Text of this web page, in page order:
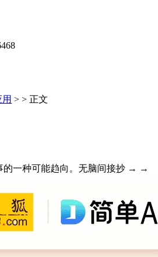
> > 正文
一种可能趋向。无脑间接抄 → →